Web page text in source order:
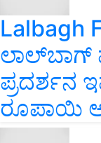
Lalbagh
ಲಾಲ್‌ಬಾಗ್
ಪ್ರದರ್ಶನ
ರೂಪಾಯಿ